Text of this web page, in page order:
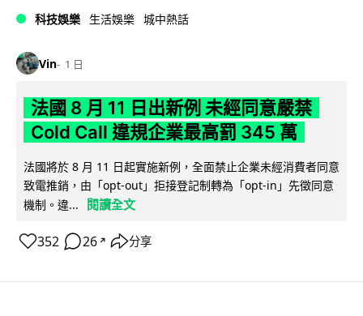
科技娛樂 生活娛樂 城中熱話
Vin 1 日
法國 8 月 11 日出新例 未經同意嚴禁
Cold Call 違規企業最高罰 345 萬
法國將於 8 月 11 日起實施新例，全面禁止企業未經消費者同意
致電推銷，由「opt-out」拒接登記制轉為「opt-in」先徵同意
機制。違...
閱讀全文
352 26 ↗ 分享